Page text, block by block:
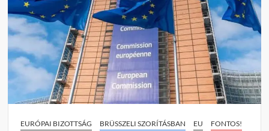
ára:
uniós
EURÓPAI BIZOTTSÁG BRÜSSZELI SZORÍTÁSBAN EU
FONTOS!